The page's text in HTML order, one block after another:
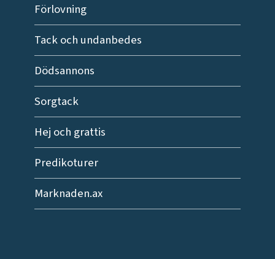
Förlovning
Tack och undanbedes
Dödsannons
Sorgtack
Hej och grattis
Predikoturer
Marknaden.ax